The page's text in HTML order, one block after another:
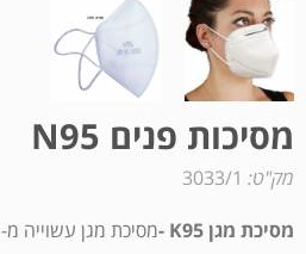
מסיכות פנים N95
מק"ט: 3033/1
מסיכת מגן K95 - מסיכת מגן עשוייה מ- 4 שכבות.